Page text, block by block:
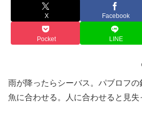
X Facebook
Pocket LINE
雨が降ったらシーバス。パブロフの
魚に合わせる。人に合わせると見失